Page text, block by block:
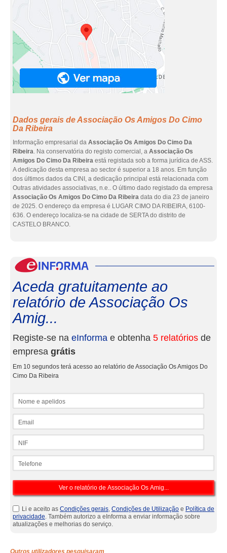
Dados gerais de Associação Os Amigos Do Cimo
Da Ribeira
Informação empresarial da Associação Os Amigos Do Cimo Da
Ribeira. Na conservatória do registo comercial, a Associação Os
Amigos Do Cimo Da Ribeira está registada sob a forma jurídica de ASS.
A dedicação desta empresa ao sector é superior a 18 anos. Em função
dos últimos dados da CINI, a dedicação principal está relacionada com
Outras atividades associativas, n.e.. O último dado registado da empresa
Associação Os Amigos Do Cimo Da Ribeira data do dia 23 de janeiro
de 2025. O endereço da empresa é LUGAR CIMO DA RIBEIRA, 6100-
636. O endereço localiza-se na cidade de SERTA do distrito de
CASTELO BRANCO.
Aceda gratuitamente ao
relatório de Associação Os
Amig...
Registe-se na eInforma e obtenha 5 relatórios de
empresa grátis
Em 10 segundos terá acesso ao relatório de Associação Os Amigos Do
Cimo Da Ribeira
Li e aceito as Condições gerais, Condições de Utilização e Política de
privacidade. Também autorizo a eInforma a enviar informação sobre
atualizações e melhorias do serviço.
Outros utilizadores pesquisaram